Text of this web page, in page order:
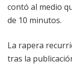
contó al medio
de 10 minutos.
La rapera
tras la